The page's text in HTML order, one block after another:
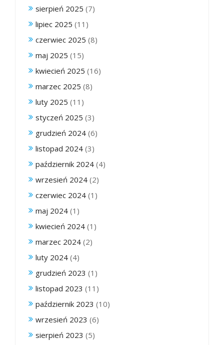
sierpień 2025 (7)
lipiec 2025 (11)
czerwiec 2025 (8)
maj 2025 (15)
kwiecień 2025 (16)
marzec 2025 (8)
luty 2025 (11)
styczeń 2025 (3)
grudzień 2024 (6)
listopad 2024 (3)
październik 2024 (4)
wrzesień 2024 (2)
czerwiec 2024 (1)
maj 2024 (1)
kwiecień 2024 (1)
marzec 2024 (2)
luty 2024 (4)
grudzień 2023 (1)
listopad 2023 (11)
październik 2023 (10)
wrzesień 2023 (6)
sierpień 2023 (5)